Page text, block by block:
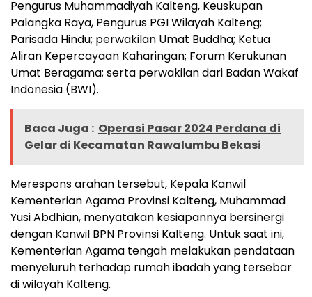
Pengurus Muhammadiyah Kalteng, Keuskupan
Palangka Raya, Pengurus PGI Wilayah Kalteng;
Parisada Hindu; perwakilan Umat Buddha; Ketua
Aliran Kepercayaan Kaharingan; Forum Kerukunan
Umat Beragama; serta perwakilan dari Badan Wakaf
Indonesia (BWI).
Baca Juga : Operasi Pasar 2024 Perdana di
Gelar di Kecamatan Rawalumbu Bekasi
Merespons arahan tersebut, Kepala Kanwil
Kementerian Agama Provinsi Kalteng, Muhammad
Yusi Abdhian, menyatakan kesiapannya bersinergi
dengan Kanwil BPN Provinsi Kalteng. Untuk saat ini,
Kementerian Agama tengah melakukan pendataan
menyeluruh terhadap rumah ibadah yang tersebar
di wilayah Kalteng.